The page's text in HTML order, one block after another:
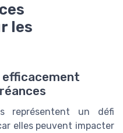
les
représentent un défi
elles peuvent impacter